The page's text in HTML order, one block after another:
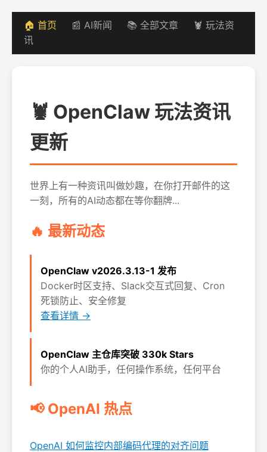
🏠 首页 📰 AI新闻 📚 全部文章
🦞 玩法资
讯
🦞 OpenClaw 玩法资讯
更新
世界上有一种资讯叫做妙趣，在你打开邮件的这
一刻，所有的AI动态都在等你翻牌...
🔥 最新动态
OpenClaw v2026.3.13-1 发布
Docker时区支持、Slack交互式回复、Cron
死锁防止、安全修复
查看详情 →
OpenClaw 主仓库突破 330k Stars
你的个人AI助手，任何操作系统，任何平台
📢 OpenAI 热点
OpenAI 如何监控内部编码代理的对齐问题